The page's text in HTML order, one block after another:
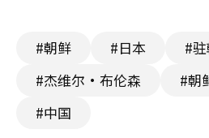
#朝鲜 #日本
#
#杰维尔·布伦森
#朝
#中国